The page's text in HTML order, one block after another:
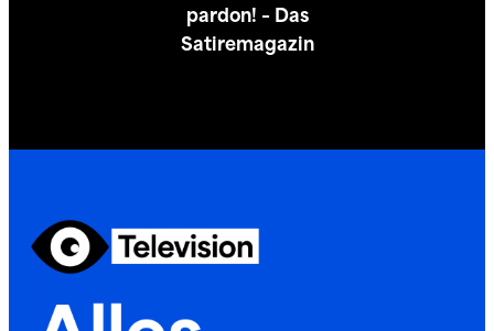
pardon! – Das
Satiremagazin